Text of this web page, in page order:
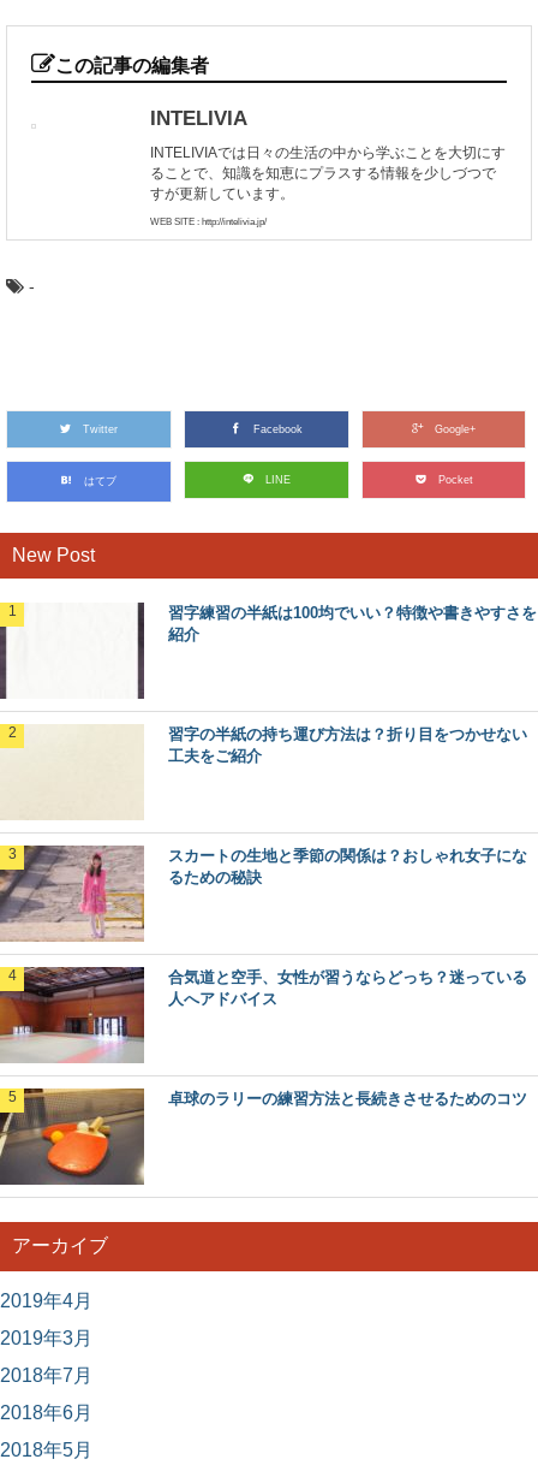
この記事の編集者
INTELIVIA
INTELIVIAでは日々の生活の中から学ぶことを大切にす
ることで、知識を知恵にプラスする情報を少しづつで
すが更新しています。
WEB SITE : http://intelivia.jp/
-
Twitter Facebook Google+
はてブ LINE Pocket
New Post
習字練習の半紙は100均でいい？特徴や書きやすさを
紹介
習字の半紙の持ち運び方法は？折り目をつかせない
工夫をご紹介
スカートの生地と季節の関係は？おしゃれ女子にな
るための秘訣
合気道と空手、女性が習うならどっち？迷っている
人へアドバイス
卓球のラリーの練習方法と長続きさせるためのコツ
アーカイブ
2019年4月
2019年3月
2018年7月
2018年6月
2018年5月